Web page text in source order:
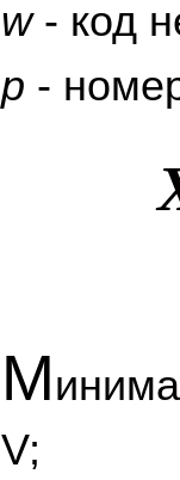
w- код
p -
М
V;